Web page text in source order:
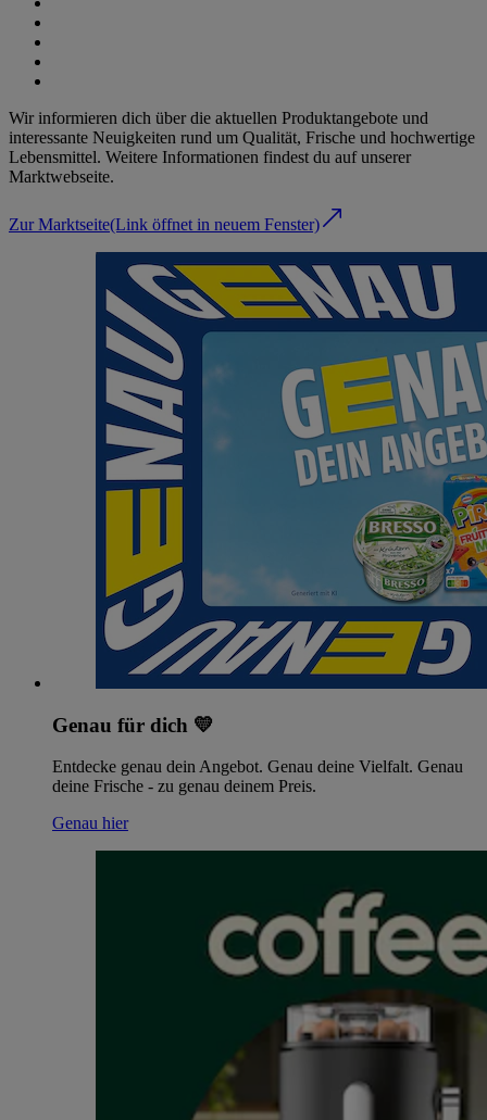
Wir informieren dich über die aktuellen Produktangebote und
interessante Neuigkeiten rund um Qualität, Frische und hochwertige
Lebensmittel. Weitere Informationen findest du auf unserer
Marktwebseite.
Zur Marktseite(Link öffnet in neuem Fenster)
Genau für dich 💛
Entdecke genau dein Angebot. Genau deine Vielfalt. Genau
deine Frische - zu genau deinem Preis.
Genau hier